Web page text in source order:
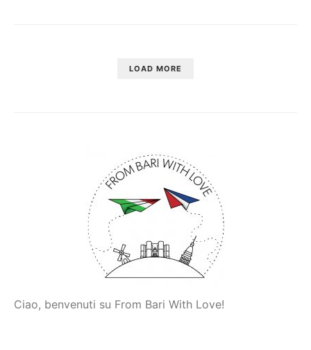
LOAD MORE
Ciao, benvenuti su From Bari With Love!